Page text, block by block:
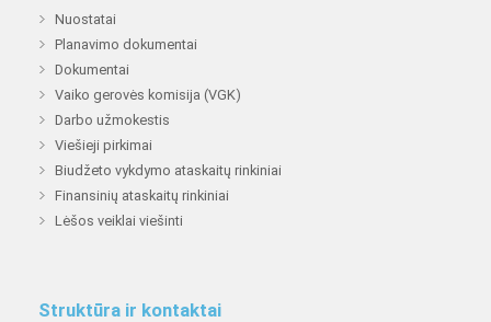
Nuostatai
Planavimo dokumentai
Dokumentai
Vaiko gerovės komisija (VGK)
Darbo užmokestis
Viešieji pirkimai
Biudžeto vykdymo ataskaitų rinkiniai
Finansinių ataskaitų rinkiniai
Lėšos veiklai viešinti
Struktūra ir kontaktai